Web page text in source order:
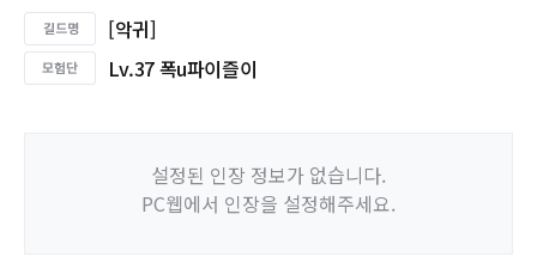
[악귀]
Lv.37 폭u파이즐이
설정된 인장 정보가 없습니다.
PC웹에서 인장을 설정해주세요.